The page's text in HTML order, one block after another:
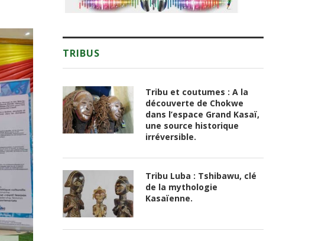
TRIBUS
Tribu et coutumes : A la
découverte de Chokwe
dans l’espace Grand Kasaï,
une source historique
irréversible.
Tribu Luba : Tshibawu, clé
de la mythologie
Kasaïenne.